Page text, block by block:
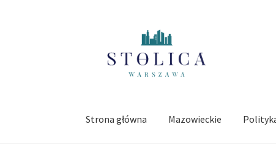
nawigacji
treści
Strona główna Mazowieckie